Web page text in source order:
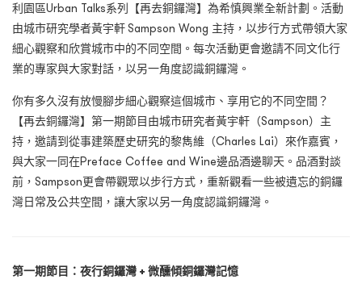
利園區Urban Talks系列 【再去銅鑼灣】 為希慎興業全新計劃。 活動
由城市研究學者黃宇軒 Sampson Wong 主持，以步行方式帶領大家
細心觀察和欣賞城市中的不同空間。每次活動更會邀請不同文化行
業的專家與大家對話， 以另一角度認識銅鑼灣 。
你有多久沒有放慢腳步細心觀察這個城市、享用它的不同空間？
【再去銅鑼灣】第一期節目由城市研究者黃宇軒（Sampson）主
持，邀請到從事建築歷史研究的黎雋維（Charles Lai） 來作嘉賓，
與大家一同在Preface Coffee and Wine邊品酒邊聊天 。 品酒對談
前， Sampson更會帶觀眾以步行方式，重新觀看一些被遺忘的銅鑼
灣日常及公共空間，讓大家以另一角度認識銅鑼灣 。
第一期節目：夜行銅鑼灣 + 微醺傾銅鑼灣記憶